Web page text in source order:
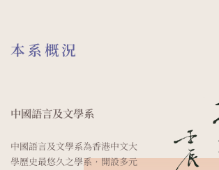
本系概況
中國語言及文學系
中國語言及文學系為香港中文大
學歷史最悠久之學系，開設多元